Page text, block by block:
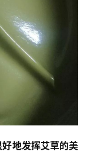
好地发挥艾草的美